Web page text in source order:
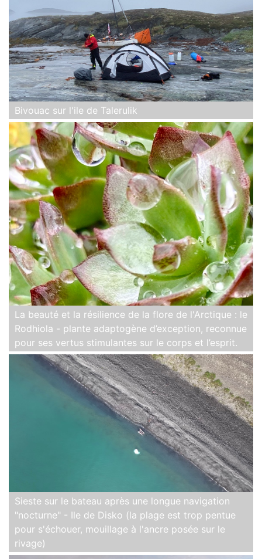
Bivouac sur l'ile de Talerulik
La beauté et la résilience de la flore de l'Arctique : le
Rodhiola - plante adaptogène d’exception, reconnue
pour ses vertus stimulantes sur le corps et l’esprit.
Sieste sur le bateau après une longue navigation
"nocturne" - Ile de Disko (la plage est trop pentue
pour s'échouer, mouillage à l'ancre posée sur le
rivage)